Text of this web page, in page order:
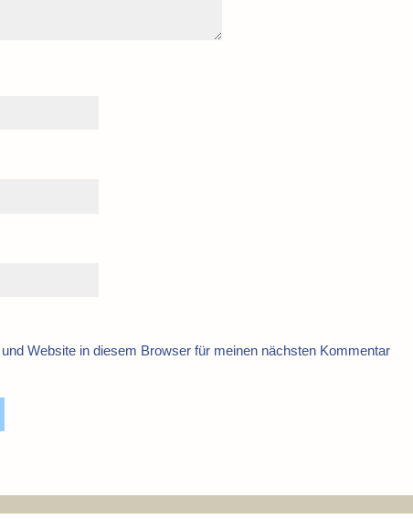
Website in diesem Browser für meinen nächsten Kommentar